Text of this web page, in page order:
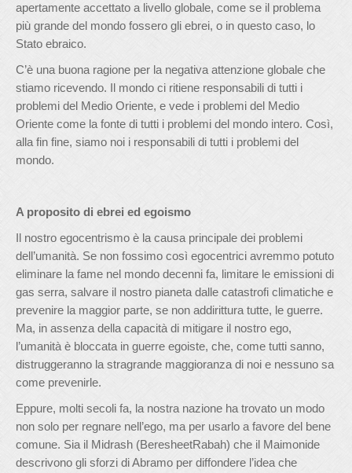
apertamente accettato a livello globale, come se il problema
più grande del mondo fossero gli ebrei, o in questo caso, lo
Stato ebraico.
C’è una buona ragione per la negativa attenzione globale che
stiamo ricevendo. Il mondo ci ritiene responsabili di tutti i
problemi del Medio Oriente, e vede i problemi del Medio
Oriente come la fonte di tutti i problemi del mondo intero. Così,
alla fin fine, siamo noi i responsabili di tutti i problemi del
mondo.
A proposito di ebrei ed egoismo
Il nostro egocentrismo è la causa principale dei problemi
dell’umanità. Se non fossimo così egocentrici avremmo potuto
eliminare la fame nel mondo decenni fa, limitare le emissioni di
gas serra, salvare il nostro pianeta dalle catastrofi climatiche e
prevenire la maggior parte, se non addirittura tutte, le guerre.
Ma, in assenza della capacità di mitigare il nostro ego,
l’umanità è bloccata in guerre egoiste, che, come tutti sanno,
distruggeranno la stragrande maggioranza di noi e nessuno sa
come prevenirle.
Eppure, molti secoli fa, la nostra nazione ha trovato un modo
non solo per regnare nell’ego, ma per usarlo a favore del bene
comune. Sia il Midrash (BeresheetRabah) che il Maimonide
descrivono gli sforzi di Abramo per diffondere l’idea che